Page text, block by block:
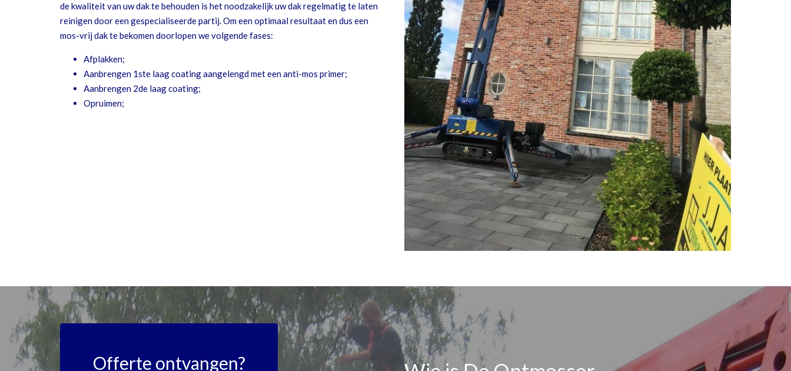
de kwaliteit van uw dak te behouden is het noodzakelijk uw dak regelmatig te laten
reinigen door een gespecialiseerde partij. Om een optimaal resultaat en dus een
mos-vrij dak te bekomen doorlopen we volgende fases:
Afplakken;
Aanbrengen 1ste laag coating aangelengd met een anti-mos primer;
Aanbrengen 2de laag coating;
Opruimen;
Offerte ontvangen?